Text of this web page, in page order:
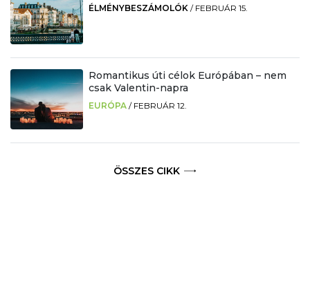
ÉLMÉNYBESZÁMOLÓK / FEBRUÁR 15.
Romantikus úti célok Európában – nem
csak Valentin-napra
EURÓPA / FEBRUÁR 12.
ÖSSZES CIKK